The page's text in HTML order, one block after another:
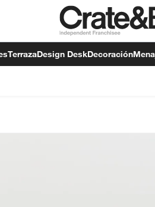
TerrazaDesign DeskDecoración